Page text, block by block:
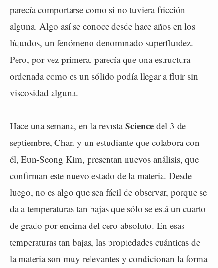
parecía comportarse como si no tuviera fricción
alguna. Algo así se conoce desde hace años en los
líquidos, un fenómeno denominado superfluidez.
Pero, por vez primera, parecía que una estructura
ordenada como es un sólido podía llegar a fluir sin
viscosidad alguna.
Hace una semana, en la revistaScience del 3 de
septiembre, Chan y un estudiante que colabora con
él, Eun-Seong Kim, presentan nuevos análisis, que
confirman este nuevo estado de la materia. Desde
luego, no es algo que sea fácil de observar, porque se
da a temperaturas tan bajas que sólo se está un cuarto
de grado por encima del cero absoluto. En esas
temperaturas tan bajas, las propiedades cuánticas de
la materia son muy relevantes y condicionan la forma